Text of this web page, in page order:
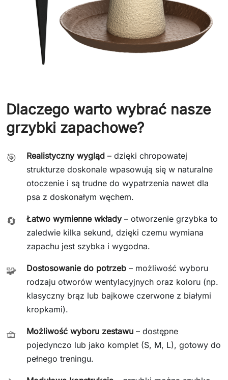
Dlaczego warto wybrać nasze
grzybki zapachowe?
🎯 Realistyczny wygląd – dzięki chropowatej
strukturze doskonale wpasowują się w naturalne
otoczenie i są trudne do wypatrzenia nawet dla
psa z doskonałym węchem.
🔄 Łatwo wymienne wkłady– otworzenie grzybka to
zaledwie kilka sekund, dzięki czemu wymiana
zapachu jest szybka i wygodna.
🧩 Dostosowanie do potrzeb – możliwość wyboru
rodzaju otworów wentylacyjnych oraz koloru (np.
klasyczny brąz lub bajkowe czerwone z białymi
kropkami).
🧺 Możliwość wyboru zestawu – dostępne
pojedynczo lub jako komplet (S, M, L), gotowy do
pełnego treningu.